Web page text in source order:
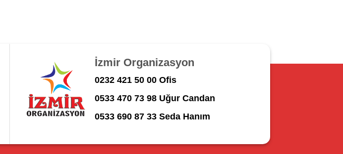
İzmir Organizasyon
0232 421 50 00 Ofis
0533 470 73 98 Uğur Candan
0533 690 87 33 Seda Hanım